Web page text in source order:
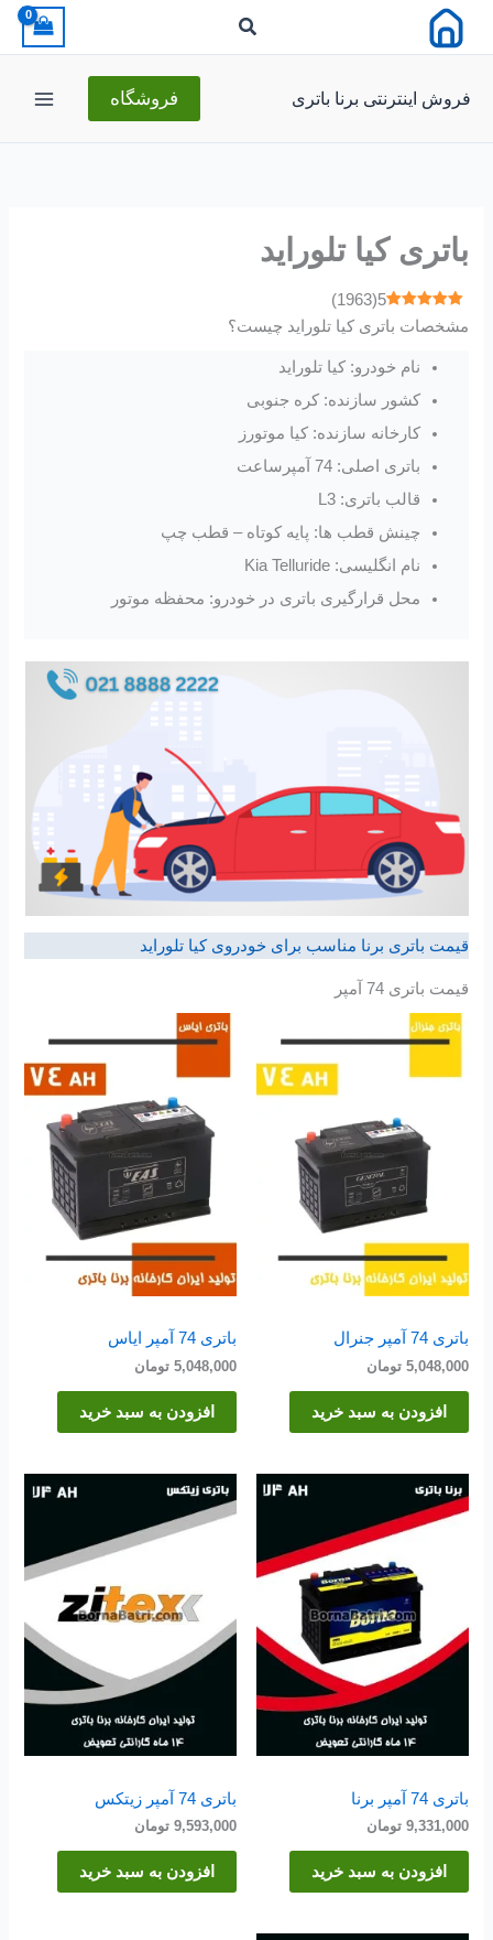
فروش اینترنتی برنا باتری فروشگاه
باتری کیا تلوراید
5
(
1963
)
مشخصات باتری کیا تلوراید چیست؟
نام خودرو: کیا تلوراید
کشور سازنده: کره جنوبی
کارخانه سازنده: کیا موتورز
باتری اصلی: 74 آمپرساعت
قالب باتری: L3
چینش قطب ها: پایه کوتاه – قطب چپ
نام انگلیسی: Kia Telluride
محل قرارگیری باتری در خودرو: محفظه موتور
قیمت باتری برنا مناسب برای خودروی کیا تلوراید
قیمت باتری 74 آمپر
باتری 74 آمپر جنرال
5,048,000 تومان
افزودن به سبد خرید
باتری 74 آمپر ایاس
5,048,000 تومان
افزودن به سبد خرید
باتری 74 آمپر برنا
9,331,000 تومان
افزودن به سبد خرید
باتری 74 آمپر زیتکس
9,593,000 تومان
افزودن به سبد خرید